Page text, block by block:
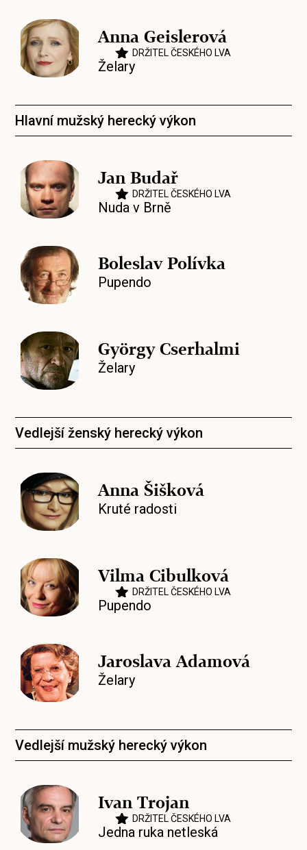
Anna Geislerová
DRŽITEL ČESKÉHO LVA
Želary
Hlavní mužský herecký výkon
Jan Budař
DRŽITEL ČESKÉHO LVA
Nuda v Brně
Boleslav Polívka
Pupendo
György Cserhalmi
Želary
Vedlejší ženský herecký výkon
Anna Šišková
Kruté radosti
Vilma Cibulková
DRŽITEL ČESKÉHO LVA
Pupendo
Jaroslava Adamová
Želary
Vedlejší mužský herecký výkon
Ivan Trojan
DRŽITEL ČESKÉHO LVA
Jedna ruka netleská